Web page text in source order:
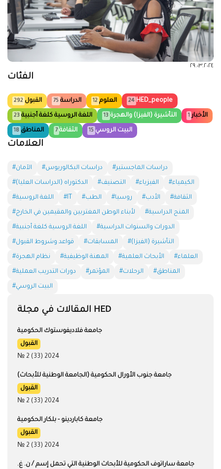
٢٩.٠٣.٢٠٢٤
الفئات
القبول 292 الدراسة 75 العلوم 12 HED_people
24
اللغة الروسية كلغة أجنبية 23 التأشيرة (الفيزا) والهجرة 13 الأخبار 1
المناطق 18 الثقافة 7 البيت الروسي 15
العلامات
#الآمان #دراسات البكالوريوس #دراسات الماجستير
#الدكتوراه (الدراسات العليا) #التصنيف #الفيزياء #الكيمياء
#اللغة الروسية #IT #الطب #روسيا #الأدب #الثقافة
#لأبناء الوطن المغتربين والمقيمين في الخارج #المنح الدراسية
#اللغة الروسية كلغة أجنبية #الدورات والسنوات الدراسية
#قواعد وشروط القبول #المسابقات #التأشيرة (الفيزا)
#نظام الهجرة #المهنة الوظيفية #الأبحاث العلمية #العلماء
#دورات التدريب العملية #المؤتمر #الرحلات #المناطق
#البيت الروسي
المقالات في مجلة HED
جامعة فلاديفوستوك الحكومية
القبول
№ 2 (33) 2024
جامعة جنوب الأورال الحكومية (الجامعة الوطنية للأبحاث)
القبول
№ 2 (33) 2024
جامعة كاباردينو - بلكار الحكومية
القبول
№ 2 (33) 2024
جامعة ساراتوف الحكومية للأبحاث الوطنية التي تحمل إسم / ن. غ.